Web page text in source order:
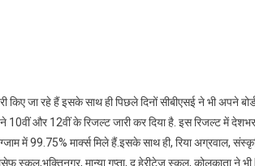
किए जा रहे हैं इसके साथ ही पिछले दिनों सीबीएसई ने भी अपने
और 12वीं के रिजल्ट जारी कर दिया है. इस रिजल्ट में देशभर
में 99.75% मार्क्स मिले हैं.इसके साथ ही, रिया अग्रवाल,
स्कूल,भक्तिनगर, मान्या गुप्ता, द हेरीटेज स्कूल, कोलकाता ने